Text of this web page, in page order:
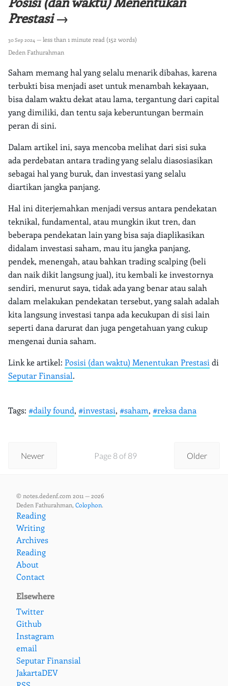
Prestasi →
30 Sep 2024 — less than 1 minute read (152 words)
Deden Fathurahman
Saham memang hal yang selalu menarik dibahas, karena
terbukti bisa menjadi aset untuk menambah kekayaan,
bisa dalam waktu dekat atau lama, tergantung dari capital
yang dimiliki, dan tentu saja keberuntungan bermain
peran di sini.
Dalam artikel ini, saya mencoba melihat dari sisi suka
ada perdebatan antara trading yang selalu diasosiasikan
sebagai hal yang buruk, dan investasi yang selalu
diartikan jangka panjang.
Hal ini diterjemahkan menjadi versus antara pendekatan
teknikal, fundamental, atau mungkin ikut tren, dan
beberapa pendekatan lain yang bisa saja diaplikasikan
didalam investasi saham, mau itu jangka panjang,
pendek, menengah, atau bahkan trading scalping (beli
dan naik dikit langsung jual), itu kembali ke investornya
sendiri, menurut saya, tidak ada yang benar atau salah
dalam melakukan pendekatan tersebut, yang salah adalah
kita langsung investasi tanpa ada kecukupan di sisi lain
seperti dana darurat dan juga pengetahuan yang cukup
mengenai dunia saham.
Link ke artikel: Posisi (dan waktu) Menentukan Prestasi di
Seputar Finansial.
Tags: #daily found, #investasi, #saham, #reksa dana
Newer Older
Page 8 of 89
© notes.dedenf.com 2011 — 2026
Deden Fathurahman, Colophon.
Reading
Writing
Archives
Reading
About
Contact
Elsewhere
Twitter
Github
Instagram
email
Seputar Finansial
JakartaDEV